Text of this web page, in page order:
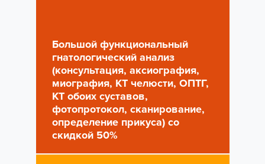
Большой функциональный
гнатологический анализ
(консультация, аксиография,
миография, КТ челюсти, ОПТГ,
КТ обоих суставов,
фотопротокол, сканирование,
определение прикуса) со
скидкой 50%